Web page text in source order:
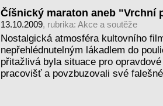
Číšnický maraton aneb "Vrchní
13.10.2009, rubrika: Akce a soutěže
Nostalgická atmosféra kultovního
nepřehlédnutelným lákadlem do
přitažlivá byla situace pro
pracovišť a povzbuzovali své